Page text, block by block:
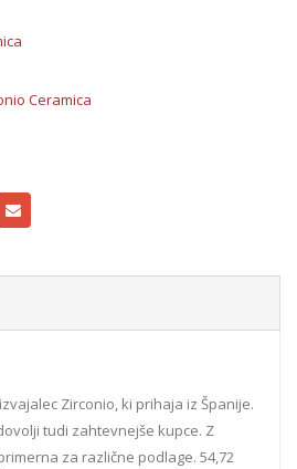
Ceramica
Zirconio, ki prihaja iz Španije.
tudi zahtevnejše kupce. Z
za različne podlage. 54,72